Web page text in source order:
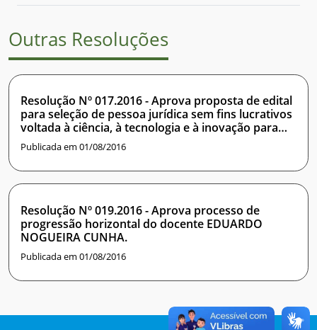
Outras Resoluções
Resolução Nº 017.2016 - Aprova proposta de edital
para seleção de pessoa jurídica sem fins lucrativos
voltada à ciência, à tecnologia e à inovação para
parceria técnica na área de bioinformática.
Publicada em 01/08/2016
Resolução Nº 019.2016 - Aprova processo de
progressão horizontal do docente EDUARDO
NOGUEIRA CUNHA.
Publicada em 01/08/2016